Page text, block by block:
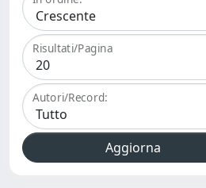
Risultati/Pagina
Autori/Record: